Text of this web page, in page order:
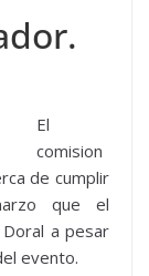
El
comision
de cumplir
que el
a pesar
evento.